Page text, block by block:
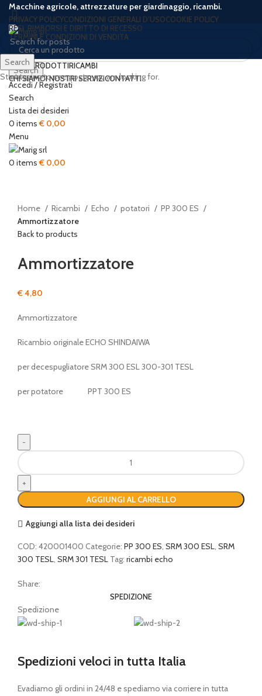
Macchine agricole, attrezzature per giardinaggio, ricambi.
PRIVACY POLICYCONDIZIONI GENERALI D’USOCOOKIE POLICY
RESI, RIMBORSI E DIRITTO DI RECESSO
TERMINI E CONDIZIONI DI VENDITA
Search
Accedi / Registrati
Search
Lista dei desideri
0 items € 0,00
Menu
0 items € 0,00
HOME PRODOTTIRICAMBI
CHI SIAMOI NOSTRI SERVIZICONTATTI
Click to enlarge
Home Ricambi Echo potatori
PP 300 ES
Ammortizzatore
Back to products
Ammortizzatore
€4,80
Ammortizzatore
Ricambio originale ECHO SHINDAIWA
per decespugliatore SRM 300 ESL 300-301 TESL
per potatore PPT 300 ES
Ammortizzatore
quantità
AGGIUNGI AL CARRELLO
Aggiungi alla lista dei desideri
COD: 420001400 Categorie: PP 300 ES SRM 300 ESL SRM
300 TESL SRM 301 TESL Tag: ricambi echo
Share:
SPEDIZIONE
Spedizione
Spedizioni veloci in tutta Italia
Evadiamo gli ordini in 24/48 e spediamo via corriere in tutta
Search
Start typing to see posts you are looking for.